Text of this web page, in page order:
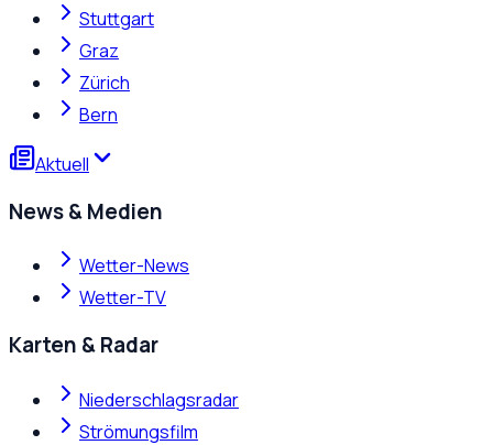
Stuttgart
Graz
Zürich
Bern
Aktuell
News & Medien
Wetter-News
Wetter-TV
Karten & Radar
Niederschlagsradar
Strömungsfilm